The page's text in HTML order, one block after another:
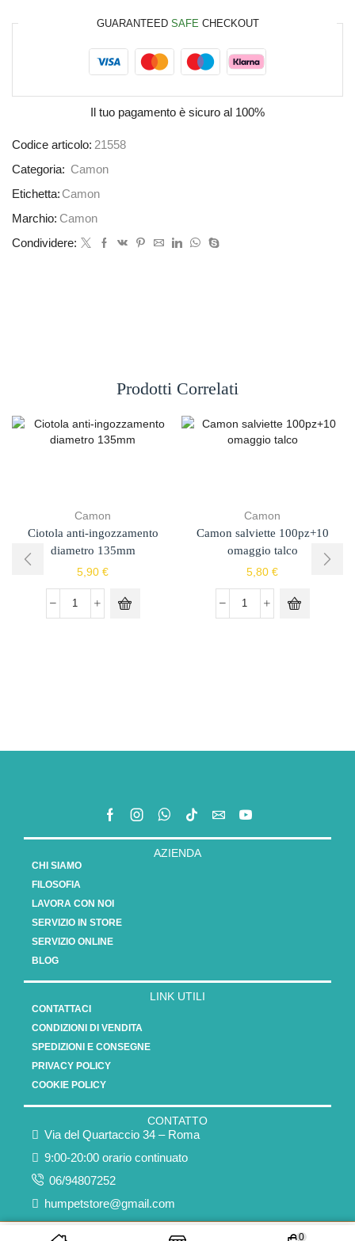
GUARANTEED SAFE CHECKOUT
Il tuo pagamento è sicuro al 100%
Codice articolo: 21558
Categoria: Camon
Etichetta:Camon
Marchio: Camon
Condividere:
Prodotti Correlati
Camon
Ciotola anti-ingozzamento
diametro 135mm
5,90 €
Camon
Camon salviette 100pz+10
omaggio talco
5,80 €
AZIENDA
CHI SIAMO
FILOSOFIA
LAVORA CON NOI
SERVIZIO IN STORE
SERVIZIO ONLINE
BLOG
LINK UTILI
CONTATTACI
CONDIZIONI DI VENDITA
SPEDIZIONI E CONSEGNE
PRIVACY POLICY
COOKIE POLICY
CONTATTO
Via del Quartaccio 34 – Roma
9:00-20:00 orario continuato
06/94807252
humpetstore@gmail.com
Copyright 2025 - Vasauro srl // P.Iva 15808561003
0